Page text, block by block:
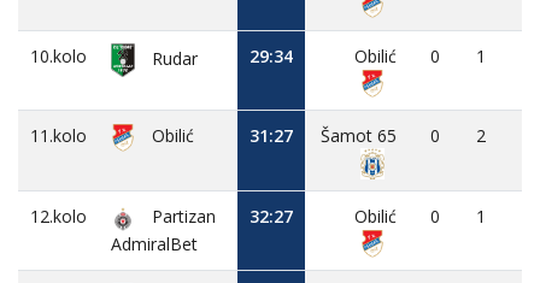
10.kolo Rudar 29:34 Obilić 0 1
11.kolo Obilić 31:27 Šamot 65 0 2
12.kolo
Partizan
AdmiralBet
32:27 Obilić 0 1